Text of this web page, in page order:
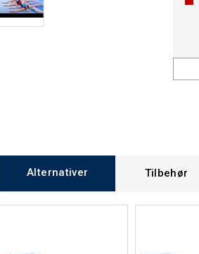
Alternativer Tilbehør